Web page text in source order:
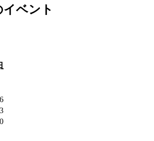
イベント
8
月
年
8
月
9
2026
8
2026
年
2026